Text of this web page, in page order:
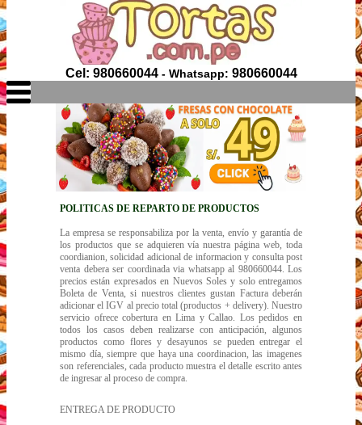
Cel: 980660044- Whatsapp: 980660044
POLITICAS DE REPARTO DE PRODUCTOS
La empresa se responsabiliza por la venta, envío y garantía de
los productos que se adquieren vía nuestra página web, toda
coordianion, solicidad adicional de informacion y consulta post
venta debera ser coordinada via whatsapp al 980660044. Los
precios están expresados en Nuevos Soles y solo entregamos
Boleta de Venta, si nuestros clientes gustan Factura deberán
adicionar el IGV al precio total (productos + delivery). Nuestro
servicio ofrece cobertura en Lima y Callao. Los pedidos en
todos los casos deben realizarse con anticipación, algunos
productos como flores y desayunos se pueden entregar el
mismo día, siempre que haya una coordinacion, las imagenes
son referenciales, cada producto muestra el detalle escrito antes
de ingresar al proceso de compra.
ENTREGA DE PRODUCTO